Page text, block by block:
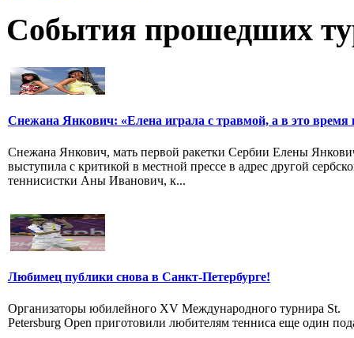
События прошедших
Снежана Янкович: «Елена играла с травмой, а в это время
Снежана Янкович, мать первой ракетки Сербии Елены
выступила с критикой в местной прессе в адрес другой
теннисистки Аны Иванович, к...
Любимец публики снова в Санкт-Петербурге!
Организаторы юбилейного XV Международного турнира St.
Petersburg Open приготовили любителям тенниса еще один